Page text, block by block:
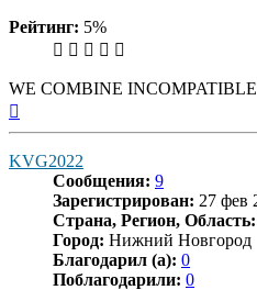
Рейтинг: 5%
WE COMBINE
KVG2022
Сообщения: 9
Зарегистрирован: 27 фев
Страна, Регион, Область:
Город: Нижний Новгород
Благодарил (а): 0
Поблагодарили: 0